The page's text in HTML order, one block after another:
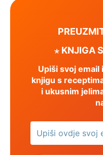
⋆ KNJIGA
Upiši svoj email
knjigu s
i ukusnim